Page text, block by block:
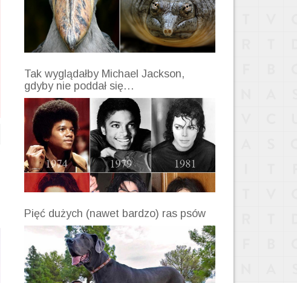
Tak wyglądałby Michael Jackson,
gdyby nie poddał się…
Pięć dużych (nawet bardzo) ras psów